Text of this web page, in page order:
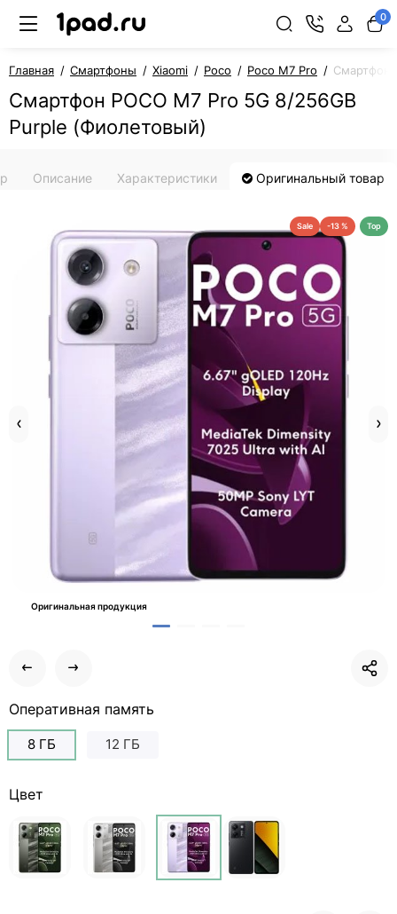
0
Главная Смартфоны Xiaomi Poco Poco M7 Pro Смартфон
Смартфон POCO M7 Pro 5G 8/256GB
Purple (Фиолетовый)
Описание Характеристики Оригинальный товар
Sale -13 % Top
Оригинальная продукция
Оперативная память
8 ГБ 12 ГБ
Цвет